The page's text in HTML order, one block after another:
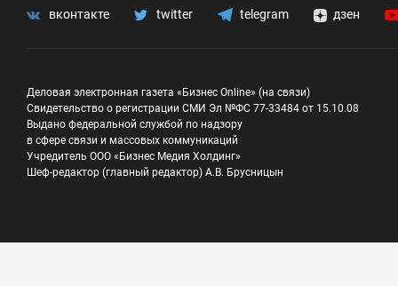
вконтакте twitter telegram дзен
Деловая электронная газета «Бизнес Online» (на связи)
Свидетельство о регистрации СМИ Эл №ФС 77-33484 от 15.10.08
Выдано федеральной службой по надзору
в сфере связи и массовых коммуникаций
Учредитель ООО «Бизнес Медия Холдинг»
Шеф-редактор (главный редактор) А.В. Брусницын